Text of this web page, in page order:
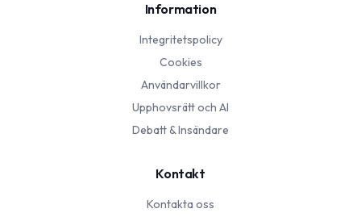
Information
Integritetspolicy
Cookies
Användarvillkor
Upphovsrätt och AI
Debatt & Insändare
Kontakt
Kontakta oss